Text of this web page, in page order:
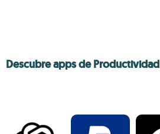
Descubre apps de Productividad